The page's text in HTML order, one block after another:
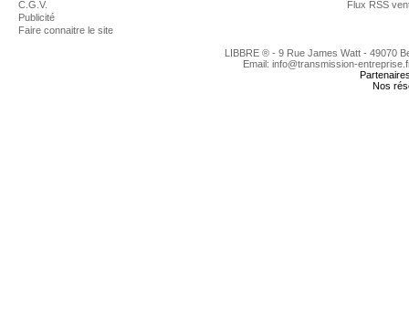
C.G.V.
Publicité
Faire connaitre le site
Flux RSS
LIBBRE ® - 9 Rue James Watt - 49070
Email: info@transmission-
Nos